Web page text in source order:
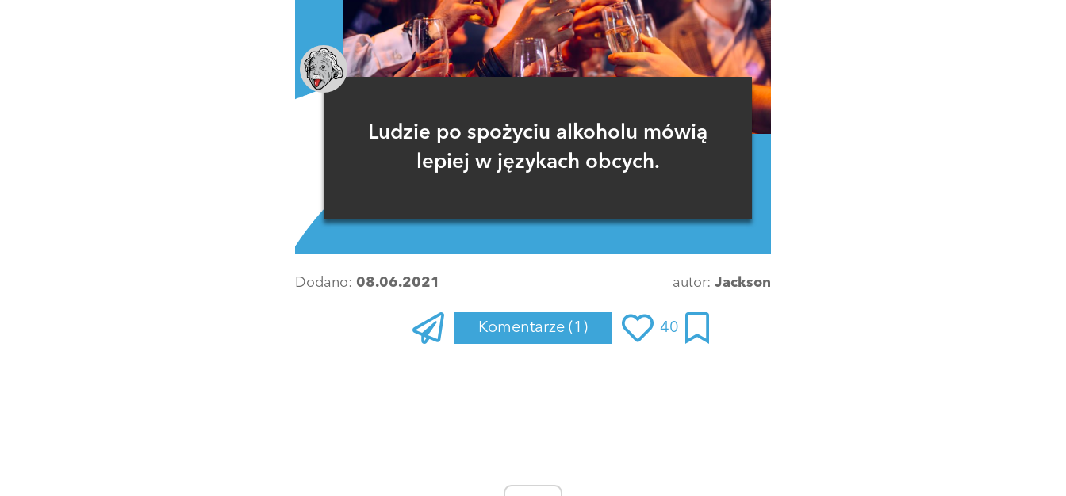
Ludzie po spożyciu alkoholu mówią
lepiej w językach obcych.
Dodano: 08.06.2021 autor: Jackson
Komentarze (1) 40